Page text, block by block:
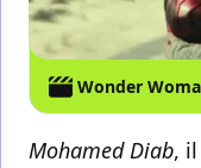
Wonder
Mohamed Diab,